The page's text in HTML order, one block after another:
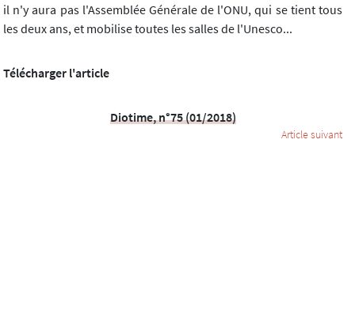
il n'y aura pas l'Assemblée Générale de l'ONU, qui se tient tous
les deux ans, et mobilise toutes les salles de l'Unesco...
Télécharger l'article
Diotime, n°75 (01/2018)
Article suivant